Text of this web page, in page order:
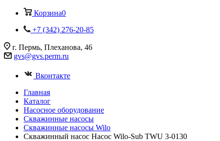
Корзина0
+7 (342) 276-20-85
г. Пермь, Плеханова, 46
gvs@gvs.perm.ru
Вконтакте
Главная
Каталог
Насосное оборудование
Скважинные насосы
Скважинные насосы Wilo
Скважинный насос Насос Wilo-Sub TWU 3-0130